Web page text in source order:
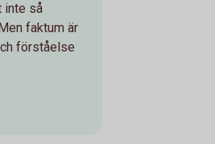
inte så
faktum är
förståelse